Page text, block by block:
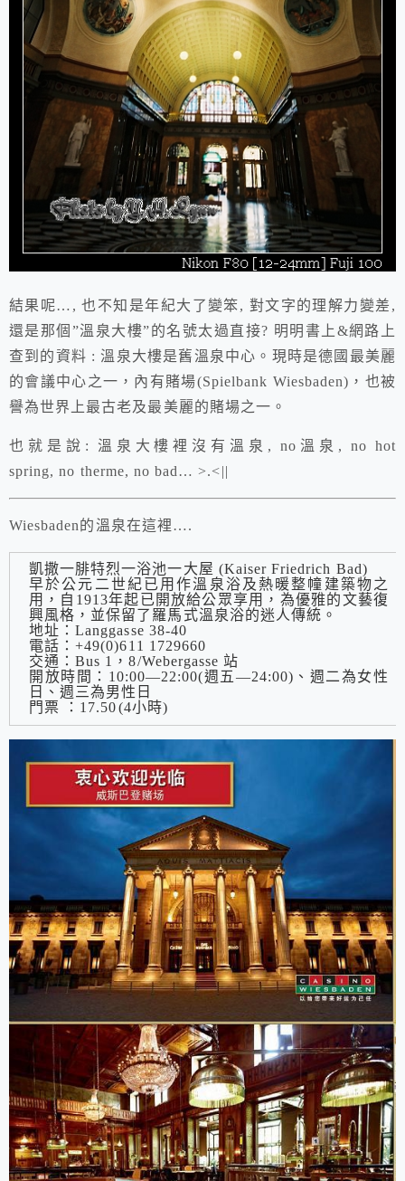
結果呢…, 也不知是年紀大了變笨, 對文字的理解力變差,
還是那個”溫泉大樓”的名號太過直接? 明明書上&網路上
查到的資料 : 溫泉大樓是舊溫泉中心。現時是德國最美麗
的會議中心之一，內有賭場(Spielbank Wiesbaden) ，也被
譽為世界上最古老及最美麗的賭場之一。
也就是說: 溫泉大樓裡沒有溫泉, no 溫泉, no hot
spring, no therme, no bad… >.<||
Wiesbaden的溫泉在這裡….
凱撒一腓特烈一浴池一大屋 (Kaiser Friedrich Bad)
早於公元二世紀已用作溫泉浴及熱暖整幢建築物之
用，自1913年起已開放給公眾享用，為優雅的文藝復
興風格，並保留了羅馬式溫泉浴的迷人傳統。
地址：Langgasse 38-40
電話：+49(0)611 1729660
交通：Bus 1，8/Webergasse 站
開放時間：10:00—22:00(週五—24:00)、週二為女性
日、週三為男性日
門票 ：17.50(4小時)